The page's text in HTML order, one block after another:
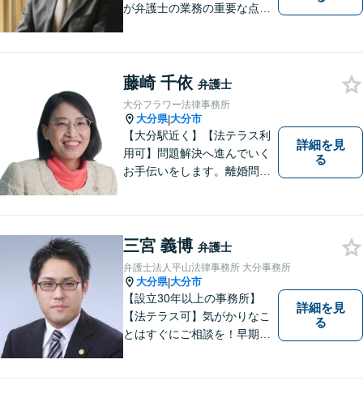
が弁護士の業務の重要な点と
藤崎 千依 弁護士
大分フラワー法律事務所
大分県|大分市
【大分駅近く】【法テラス利
用可】問題解決へ進んでいく
お手伝いをします。離婚問題
相談可】分かりやすい言葉
で、明確に判断をお示しし、
問題解決をサポートいたしま
す。
詳細を見
る
三宮 義博 弁護士
弁護士法人平山法律事務所 大分事務所
大分県|大分市
【設立30年以上の事務所】
【法テラス可】気がかりなこ
とはすぐにご相談を！早期対
詳細を見
る